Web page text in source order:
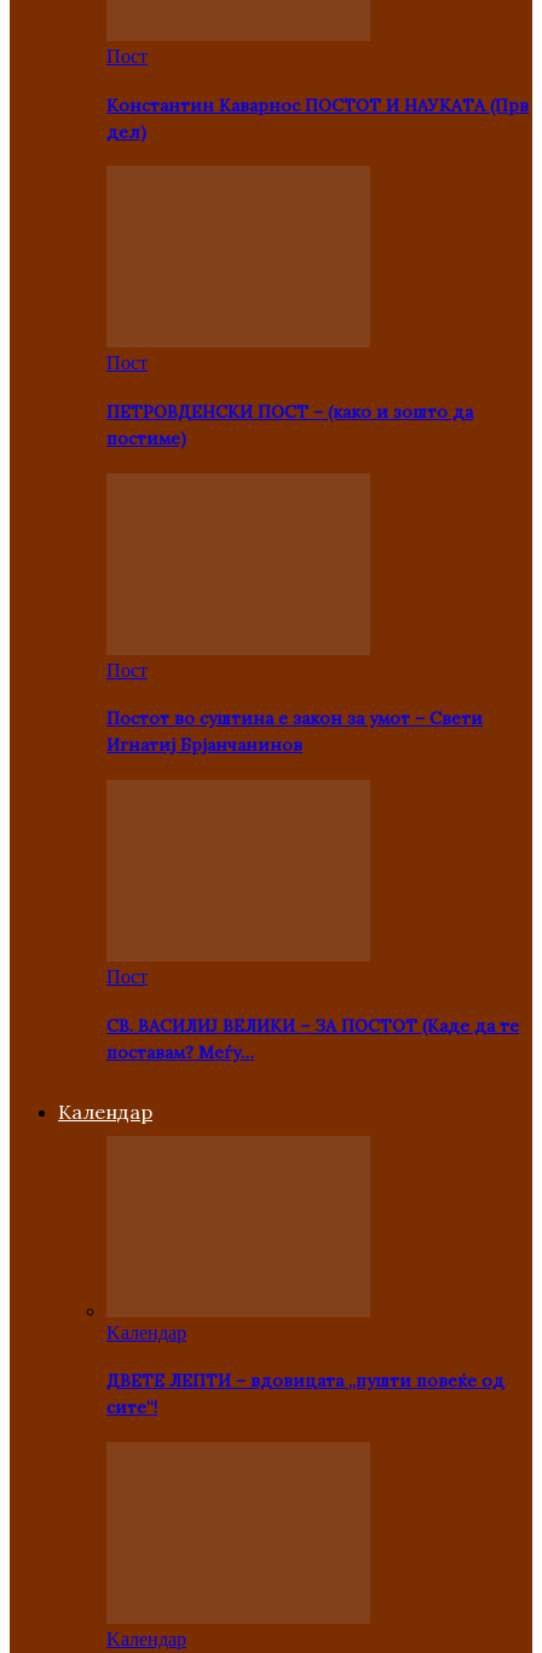
Пост
Константин Каварнос ПОСТОТ И НАУКАТА (Прв
дел)
Пост
ПЕТРОВДЕНСКИ ПОСТ – (како и зошто да
постиме)
Пост
Постот во суштина е закон за умот – Свети
Игнатиј Брјанчанинов
Пост
СВ. ВАСИЛИЈ ВЕЛИКИ – ЗА ПОСТОТ (Каде да те
поставам? Меѓу…
Kалендар
Kалендар
ДВЕТЕ ЛЕПТИ – вдовицата „пушти повеќе од
сите“!
Kалендар